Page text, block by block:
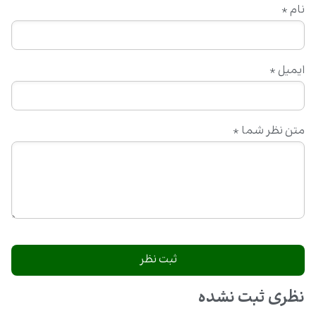
متن نظر شما *
نام *
ایمیل *
نظری ثبت نشده